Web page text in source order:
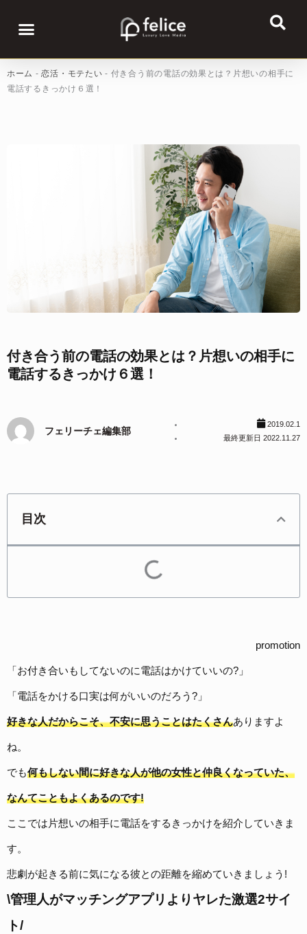
キ
Menu
ホーム -恋活・モテたい - 付き合う前の電話の効果とは？片想いの相手に
電話するきっかけ６選！
付き合う前の電話の効果とは？片想いの相手に
電話するきっかけ６選！
フェリーチェ編集部
2019.02.1
最終更新日 2022.11.27
目次
promotion
「お付き合いもしてないのに電話はかけていいの?」
「電話をかける口実は何がいいのだろう? 」
好きな人だからこそ、不安に思うことはたくさんありますよ
ね。
でも何もしない間に好きな人が他の女性と仲良くなっていた、
なんてこともよくあるのです!
ここでは片想いの相手に電話をするきっかけを紹介していきま
す。
悲劇が起きる前に気になる彼との距離を縮めていきましょう!
\管理人がマッチングアプリよりヤレた激選2サイ
ト/